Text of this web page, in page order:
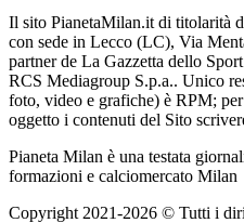
Il sito PianetaMilan.it di titolarità
con sede in Lecco (LC), Via
partner de La Gazzetta dello
RCS Mediagroup S.p.a.. Unico
foto, video e grafiche) è RPM;
oggetto i contenuti del Sito
Pianeta Milan è una testata
formazioni e calciomercato Milan
Copyright 2021-2026 © Tutti i